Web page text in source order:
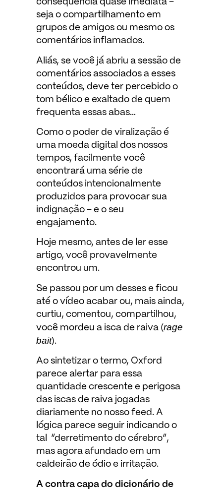
consequência quase imediata –
seja o compartilhamento em
grupos de amigos ou mesmo os
comentários inflamados.
Aliás, se você já abriu a sessão de
comentários associados a esses
conteúdos, deve ter percebido o
tom bélico e exaltado de quem
frequenta essas abas…
Como o poder de viralização é
uma moeda digital dos nossos
tempos, facilmente você
encontrará uma série de
conteúdos intencionalmente
produzidos para provocar sua
indignação – e o seu
engajamento.
Hoje mesmo, antes de ler esse
artigo, você provavelmente
encontrou um.
Se passou por um desses e ficou
até o vídeo acabar ou, mais ainda,
curtiu, comentou, compartilhou,
você mordeu a isca de raiva (rage
bait).
Ao sintetizar o termo, Oxford
parece alertar para essa
quantidade crescente e perigosa
das iscas de raiva jogadas
diariamente no nosso feed. A
lógica parece seguir indicando o
tal “derretimento do cérebro”,
mas agora afundado em um
caldeirão de ódio e irritação.
A contra capa do dicionário de